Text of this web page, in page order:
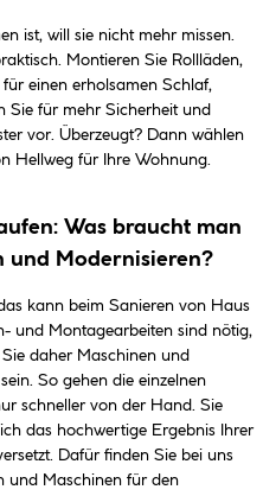
ist, will sie nicht mehr missen.
Montieren Sie Rollläden,
einen erholsamen Schlaf,
Sie für mehr Sicherheit und
vor. Überzeugt? Dann wählen
Hellweg für Ihre Wohnung.
Was braucht man
und Modernisieren?
kann beim Sanieren von Haus
und Montagearbeiten sind nötig,
daher Maschinen und
So gehen die einzelnen
schneller von der Hand. Sie
das hochwertige Ergebnis Ihrer
Dafür finden Sie bei uns
und Maschinen für den